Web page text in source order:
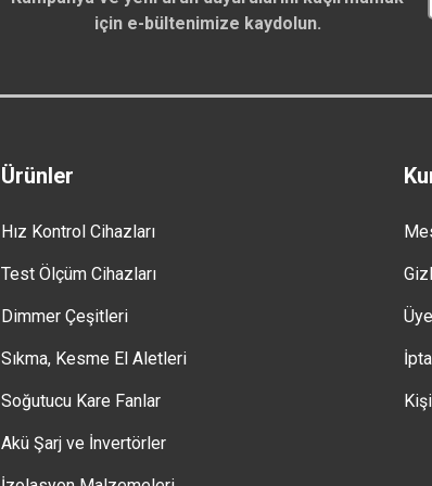
için e-bültenimize kaydolun.
Ürünler
Hız Kontrol Cihazları
Test Ölçüm Cihazları
Dimmer Çeşitleri
Sıkma, Kesme El Aletleri
Soğutucu Kare Fanlar
Akü Şarj ve İnvertörler